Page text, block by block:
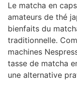
Le matcha en
amateurs de thé
bienfaits du
traditionnelle.
machines
tasse de matcha
une alternative